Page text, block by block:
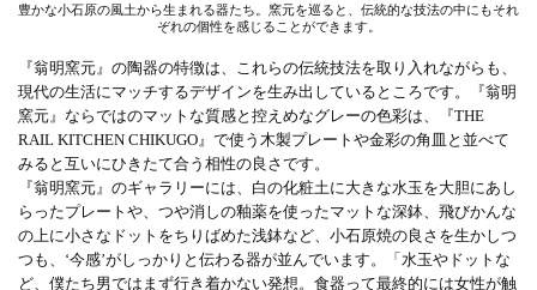
豊かな小石原の風土から生まれる器たち。窯元を巡ると、伝統的な技法の中にもそれ
ぞれの個性を感じることができます。
『翁明窯元』の陶器の特徴は、これらの伝統技法を取り入れながらも、
現代の生活にマッチするデザインを生み出しているところです。『翁明
窯元』ならではのマットな質感と控えめなグレーの色彩は、『THE
RAIL KITCHEN CHIKUGO』で使う木製プレートや金彩の角皿と並べて
みると互いにひきたて合う相性の良さです。
『翁明窯元』のギャラリーには、白の化粧土に大きな水玉を大胆にあし
らったプレートや、つや消しの釉薬を使ったマットな深鉢、飛びかんな
の上に小さなドットをちりばめた浅鉢など、小石原焼の良さを生かしつ
つも、‘今感’がしっかりと伝わる器が並んでいます。「水玉やドットな
ど、僕たち男ではまず行き着かない発想。食器って最終的には女性が触